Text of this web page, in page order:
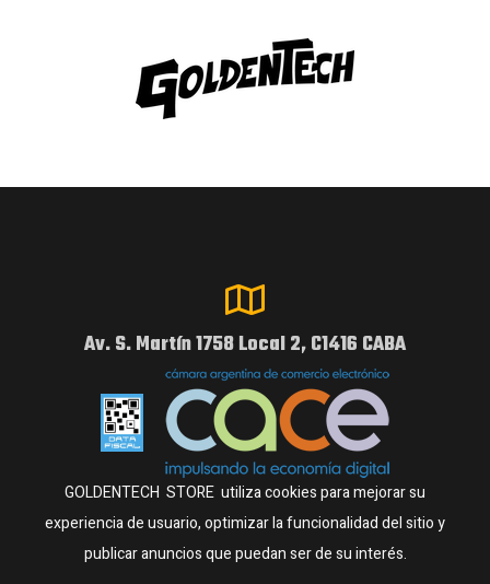
Av. S. Martín 1758 Local 2, C1416 CABA
GOLDENTECH STORE utiliza cookies para mejorar su
experiencia de usuario, optimizar la funcionalidad del sitio y
publicar anuncios que puedan ser de su interés.